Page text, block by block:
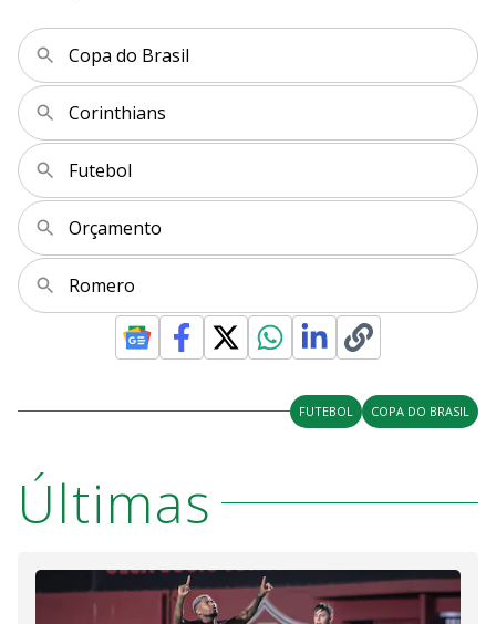
Copa do Brasil
Corinthians
Futebol
Orçamento
Romero
FUTEBOL COPA DO BRASIL
Últimas